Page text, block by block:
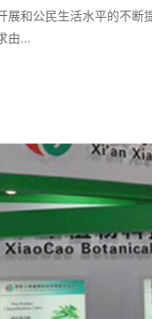
展和公民生活水平的不
由...